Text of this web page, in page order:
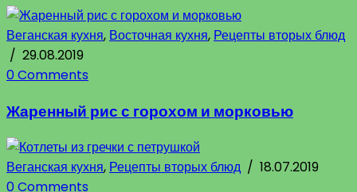
Веганская кухня, Восточная кухня, Рецепты вторых блюд
/ 29.08.2019
0 Comments
Жаренный рис с горохом и морковью
Веганская кухня, Рецепты вторых блюд / 18.07.2019
0 Comments